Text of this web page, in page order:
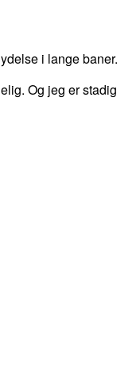
i lange baner.
Og jeg er stadig